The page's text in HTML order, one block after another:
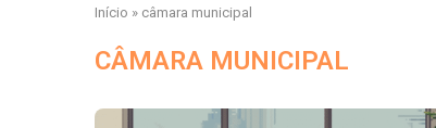
Início » câmara municipal
CÂMARA MUNICIPAL